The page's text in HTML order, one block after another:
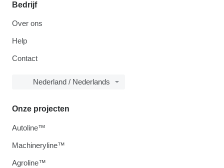
Bedrijf
Over ons
Help
Contact
Nederland / Nederlands
Onze projecten
Autoline™
Machineryline™
Agroline™